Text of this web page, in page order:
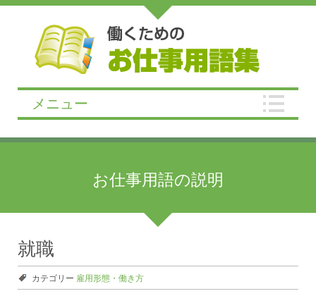
メニュー
お仕事用語の説明
就職
カテゴリー 雇用形態・働き方